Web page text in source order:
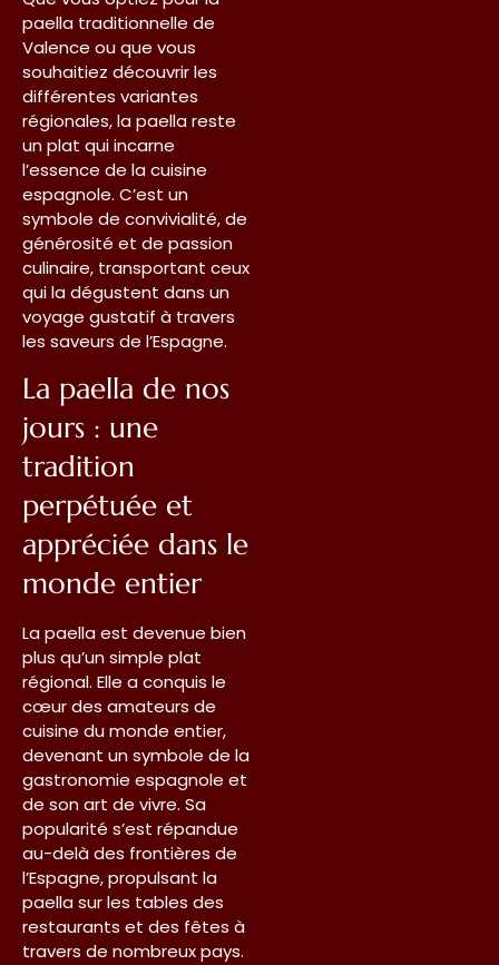
paella traditionnelle de
Valence ou que vous
souhaitiez découvrir les
différentes variantes
régionales, la paella reste
un plat qui incarne
l’essence de la cuisine
espagnole. C’est un
symbole de convivialité, de
générosité et de passion
culinaire, transportant ceux
qui la dégustent dans un
voyage gustatif à travers
les saveurs de l’Espagne.
La paella de nos
jours : une
tradition
perpétuée et
appréciée dans le
monde entier
La paella est devenue bien
plus qu’un simple plat
régional. Elle a conquis le
cœur des amateurs de
cuisine du monde entier,
devenant un symbole de la
gastronomie espagnole et
de son art de vivre. Sa
popularité s’est répandue
au-delà des frontières de
l’Espagne, propulsant la
paella sur les tables des
restaurants et des fêtes à
travers de nombreux pays.